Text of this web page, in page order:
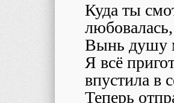
Куда ты
Вынь душу
Я всё
впустила в
Теперь